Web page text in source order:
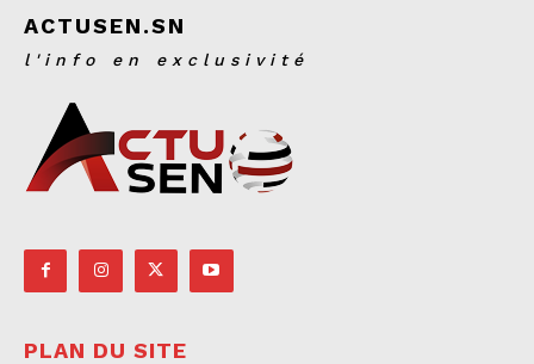
ACTUSEN.SN
l'info en exclusivité
PLAN DU SITE